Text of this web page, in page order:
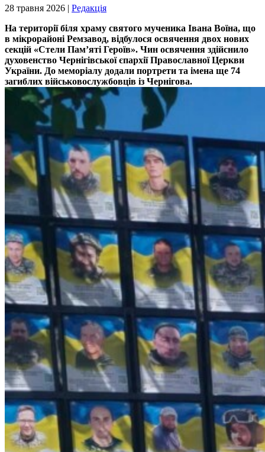
28 травня 2026 | Редакція
На території біля храму святого мученика Івана Воїна, що
в мікрорайоні Ремзавод, відбулося освячення двох нових
секцій «Стели Пам’яті Героїв». Чин освячення здійснило
духовенство Чернігівської єпархії Православної Церкви
України. До меморіалу додали портрети та імена ще 74
загиблих військовослужбовців із Чернігова.